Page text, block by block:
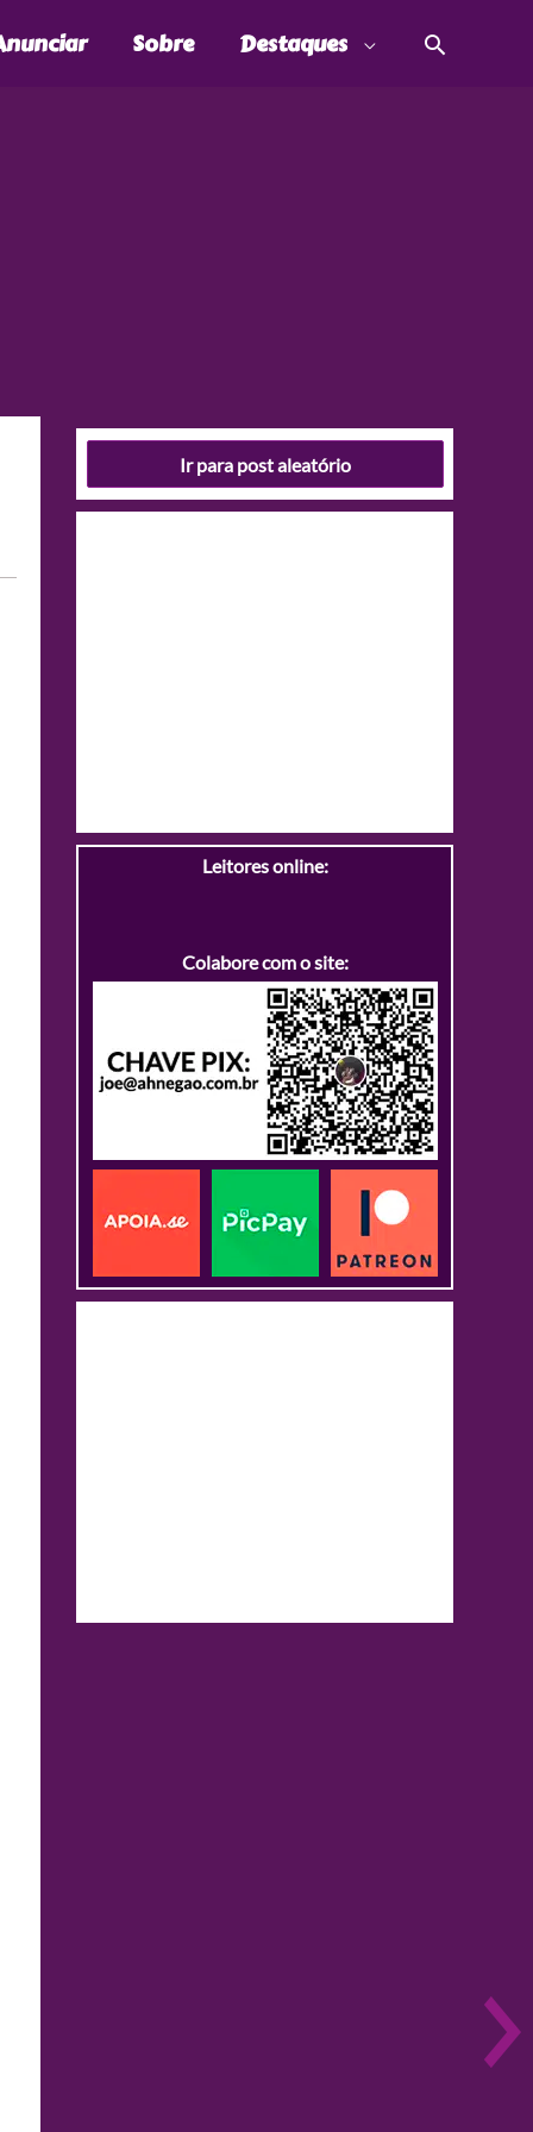
Sobre Destaques
Ir para post aleatório
Leitores online:
Colabore com o site: